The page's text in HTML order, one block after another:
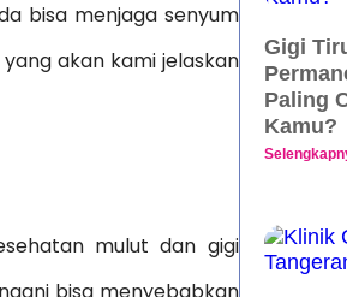
bisa menjaga senyum
akan kami jelaskan
mulut dan gigi
Gigi
Paling
Kamu?